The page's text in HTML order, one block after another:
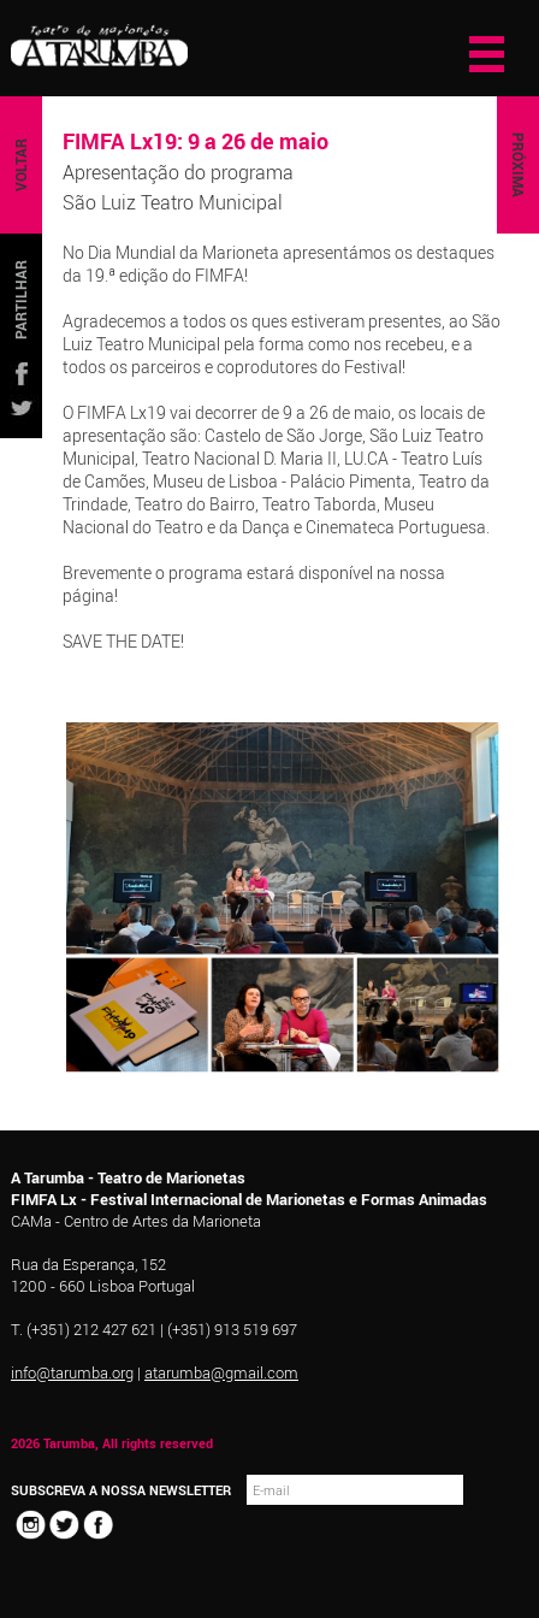
VOLTAR PRÓXIMA
PARTILHAR
FIMFA Lx19: 9 a 26 de maio
Apresentação do programa
São Luiz Teatro Municipal
No Dia Mundial da Marioneta apresentámos os destaques
da 19.ª edição do FIMFA!
Agradecemos a todos os ques estiveram presentes, ao São
Luiz Teatro Municipal pela forma como nos recebeu, e a
todos os parceiros e coprodutores do Festival!
O FIMFA Lx19 vai decorrer de 9 a 26 de maio, os locais de
apresentação são: Castelo de São Jorge, São Luiz Teatro
Municipal, Teatro Nacional D. Maria II, LU.CA - Teatro Luís
de Camões, Museu de Lisboa - Palácio Pimenta, Teatro da
Trindade, Teatro do Bairro, Teatro Taborda, Museu
Nacional do Teatro e da Dança e Cinemateca Portuguesa.
Brevemente o programa estará disponível na nossa
página!
SAVE THE DATE!
A Tarumba - Teatro de Marionetas
FIMFA Lx - Festival Internacional de Marionetas e Formas Animadas
CAMa - Centro de Artes da Marioneta
Rua da Esperança, 152
1200 - 660 Lisboa Portugal
T. (+351) 212 427 621 | (+351) 913 519 697
info@tarumba.org| atarumba@gmail.com
2026 Tarumba, All rights reserved
SUBSCREVA A NOSSA NEWSLETTER